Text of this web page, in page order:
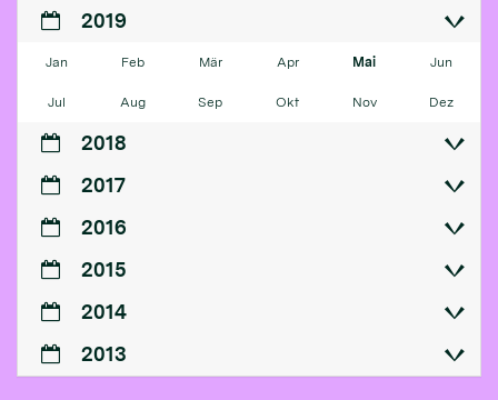
2019
Jan Feb Mär Apr Mai Jun
Jul Aug Sep Okt Nov Dez
2018
2017
2016
2015
2014
2013